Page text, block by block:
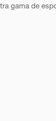
gama de